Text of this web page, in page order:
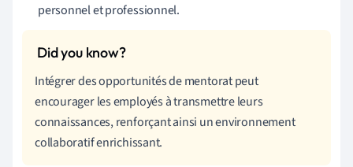
personnel et professionnel.
Intégrer des opportunités de mentorat peut
encourager les employés à transmettre leurs
connaissances, renforçant ainsi un environnement
collaboratif enrichissant.